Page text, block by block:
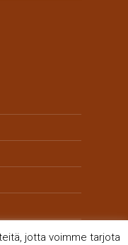
jotta voimme tarjota